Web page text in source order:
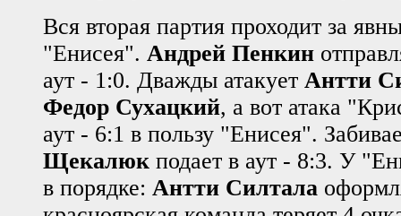
Вся вторая партия проходит за
"Енисея". Андрей Пенкин
аут - 1:0. Дважды атакует Антти
Федор Сухацкий, а вот атака
аут - 6:1 в пользу "Енисея".
Щекалюк подает в аут - 8:3. У
в порядке: Антти Силтала